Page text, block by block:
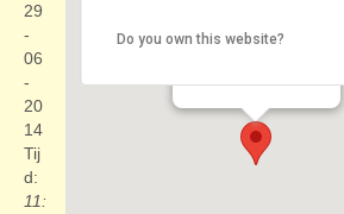
Schoolstraat
Do you own this website?
29
-
06
-
20
14
Tij
d:
11: